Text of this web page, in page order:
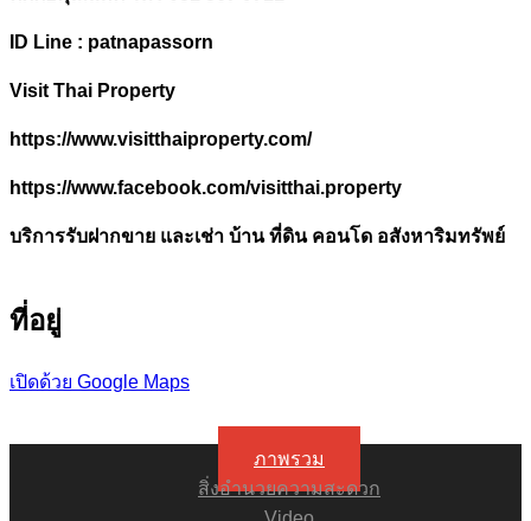
ID Line : patnapassorn
Visit Thai Property
https://www.visitthaiproperty.com/
https://www.facebook.com/visitthai.property
บริการรับฝากขาย และเช่า บ้าน ที่ดิน คอนโด อสังหาริมทรัพย์
ที่อยู่
เปิดด้วย Google Maps
ภาพรวม
สิ่งอำนวยความสะดวก